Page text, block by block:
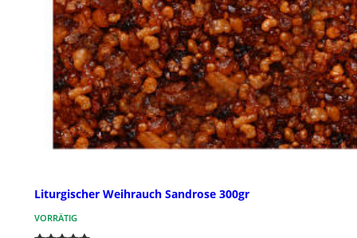
Liturgischer Weihrauch Sandrose 300gr
VORRÄTIG